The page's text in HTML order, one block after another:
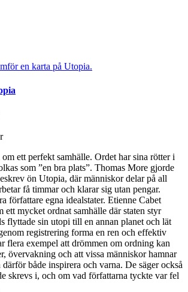
ett perfekt samhälle. Ordet har sina rötter i
som ”en bra plats”. Thomas More gjorde
ön Utopia, där människor delar på all
få timmar och klarar sig utan pengar.
författare egna idealstater. Etienne Cabet
ett mycket ordnat samhälle där staten styr
flyttade sin utopi till en annan planet och lät
registrering forma en ren och effektiv
flera exempel att drömmen om ordning kan
övervakning och att vissa människor hamnar
både inspirera och varna. De säger också
skrevs i, och om vad författarna tyckte var fel